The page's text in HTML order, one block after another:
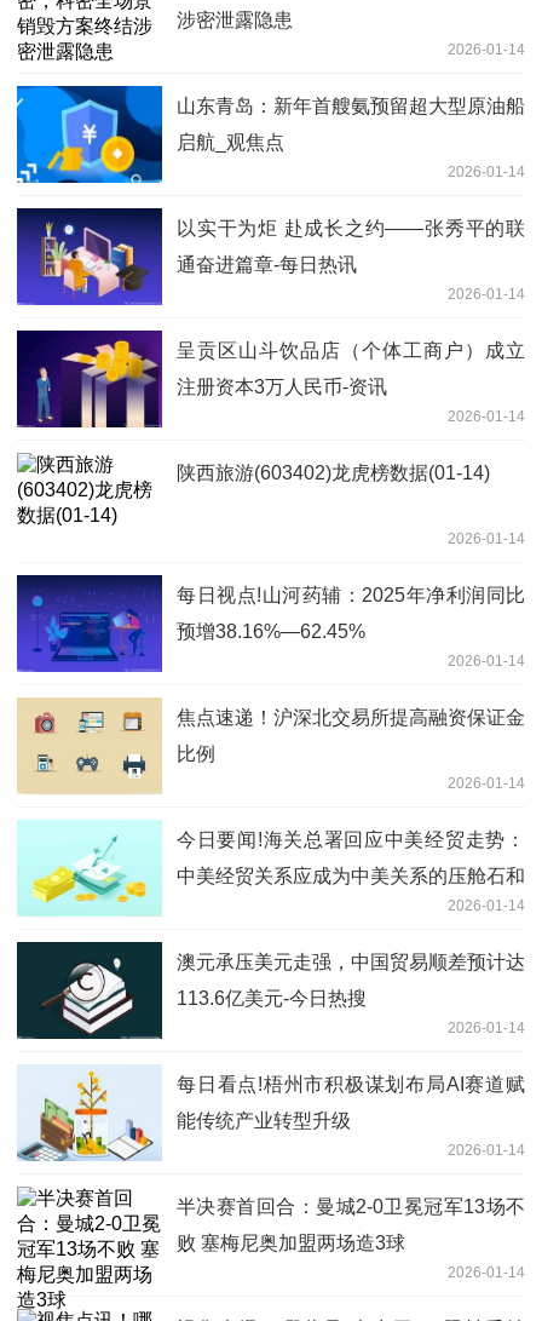
涉密泄露隐患
2026-01-14
山东青岛：新年首艘氨预留超大型原油船
启航_观焦点
2026-01-14
以实干为炬 赴成长之约——张秀平的联
通奋进篇章-每日热讯
2026-01-14
呈贡区山斗饮品店（个体工商户）成立
注册资本3万人民币-资讯
2026-01-14
陕西旅游(603402)龙虎榜数据(01-14)
2026-01-14
每日视点!山河药辅：2025年净利润同比
预增38.16%—62.45%
2026-01-14
焦点速递！沪深北交易所提高融资保证金
比例
2026-01-14
今日要闻!海关总署回应中美经贸走势：
中美经贸关系应成为中美关系的压舱石和
2026-01-14
澳元承压美元走强，中国贸易顺差预计达
113.6亿美元-今日热搜
2026-01-14
每日看点!梧州市积极谋划布局AI赛道赋
能传统产业转型升级
2026-01-14
半决赛首回合：曼城2-0卫冕冠军13场不
败 塞梅尼奥加盟两场造3球
2026-01-14